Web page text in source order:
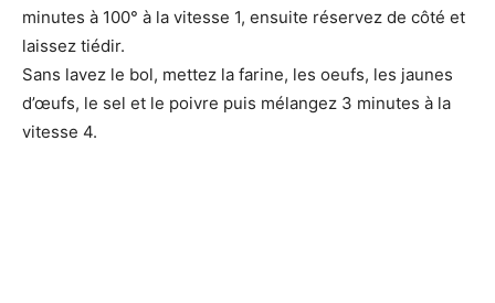
minutes à 100° à la vitesse 1, ensuite réservez de côté et
laissez tiédir.
Sans lavez le bol, mettez la farine, les oeufs, les jaunes
d’œufs, le sel et le poivre puis mélangez 3 minutes à la
vitesse 4.